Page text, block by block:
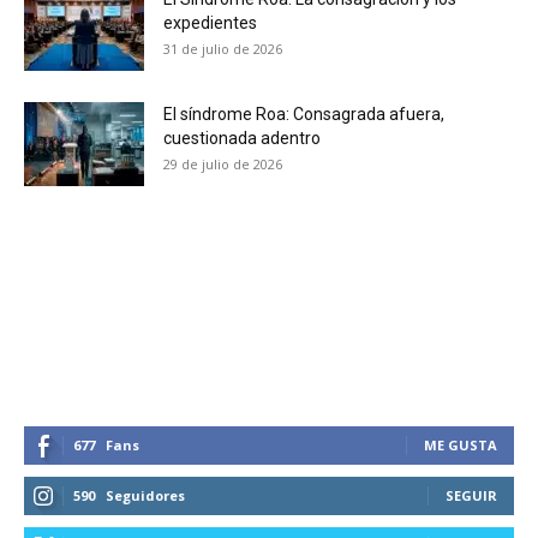
expedientes
31 de julio de 2026
El síndrome Roa: Consagrada afuera,
cuestionada adentro
29 de julio de 2026
677 Fans ME GUSTA
590 Seguidores SEGUIR